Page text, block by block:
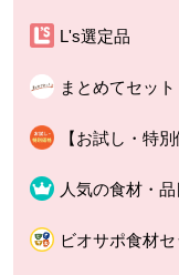
L's選定品
まとめてセット
【お試し・特別
人気の食材・品
ビオサポ食材セ